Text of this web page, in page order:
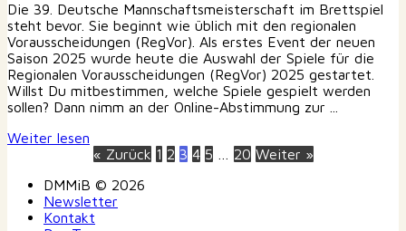
Die 39. Deutsche Mannschaftsmeisterschaft im Brettspiel
steht bevor. Sie beginnt wie üblich mit den regionalen
Vorausscheidungen (RegVor). Als erstes Event der neuen
Saison 2025 wurde heute die Auswahl der Spiele für die
Regionalen Vorausscheidungen (RegVor) 2025 gestartet.
Willst Du mitbestimmen, welche Spiele gespielt werden
sollen? Dann nimm an der Online-Abstimmung zur ...
Weiter lesen
« Zurück 1 2 3 4 5 20 Weiter »
DMMiB © 2026
Newsletter
Kontakt